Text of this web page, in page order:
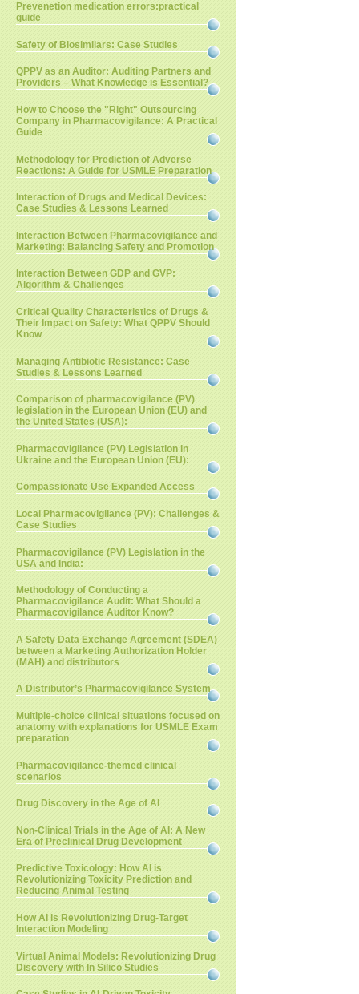
Prevenetion medication errors:practical
guide
Safety of Biosimilars: Case Studies
QPPV as an Auditor: Auditing Partners and
Providers – What Knowledge is Essential?
How to Choose the "Right" Outsourcing
Company in Pharmacovigilance: A Practical
Guide
Methodology for Prediction of Adverse
Reactions: A Guide for USMLE Preparation
Interaction of Drugs and Medical Devices:
Case Studies & Lessons Learned
Interaction Between Pharmacovigilance and
Marketing: Balancing Safety and Promotion
Interaction Between GDP and GVP:
Algorithm & Challenges
Critical Quality Characteristics of Drugs &
Their Impact on Safety: What QPPV Should
Know
Managing Antibiotic Resistance: Case
Studies & Lessons Learned
Comparison of pharmacovigilance (PV)
legislation in the European Union (EU) and
the United States (USA):
Pharmacovigilance (PV) Legislation in
Ukraine and the European Union (EU):
Compassionate Use Expanded Access
Local Pharmacovigilance (PV): Challenges &
Case Studies
Pharmacovigilance (PV) Legislation in the
USA and India:
Methodology of Conducting a
Pharmacovigilance Audit: What Should a
Pharmacovigilance Auditor Know?
A Safety Data Exchange Agreement (SDEA)
between a Marketing Authorization Holder
(MAH) and distributors
A Distributor’s Pharmacovigilance System
Multiple-choice clinical situations focused on
anatomy with explanations for USMLE Exam
preparation
Pharmacovigilance-themed clinical
scenarios
Drug Discovery in the Age of AI
Non-Clinical Trials in the Age of AI: A New
Era of Preclinical Drug Development
Predictive Toxicology: How AI is
Revolutionizing Toxicity Prediction and
Reducing Animal Testing
How AI is Revolutionizing Drug-Target
Interaction Modeling
Virtual Animal Models: Revolutionizing Drug
Discovery with In Silico Studies